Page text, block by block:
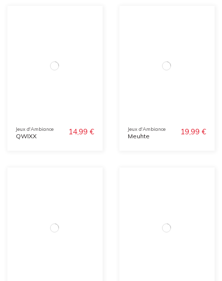
Jeux d'Ambiance
QWIXX 14,99 € Jeux d'Ambiance
Meuhte 19,99 €